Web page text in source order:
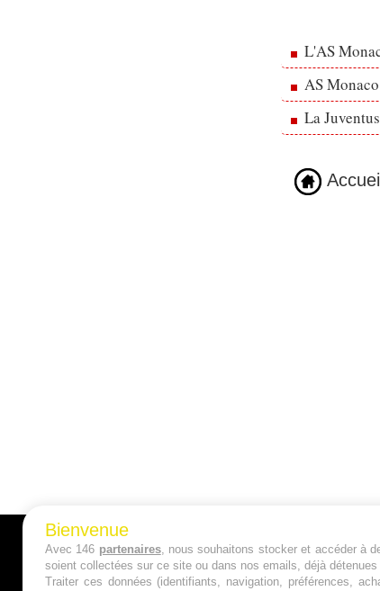
L'AS
AS
La
Accueil
A PROPOS
Bienvenue
Avec 146 partenaires, nous souhaitons stocker et accéder à
soient collectées sur ce site ou dans nos emails, déjà
Traiter ces données (identifiants, navigation, préférences,